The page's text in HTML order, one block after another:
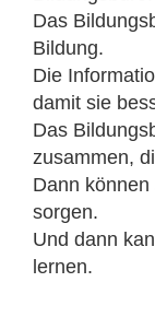
Das
Bildung.
Die
damit sie
Das
zusammen,
Dann
sorgen.
Und dann
lernen.